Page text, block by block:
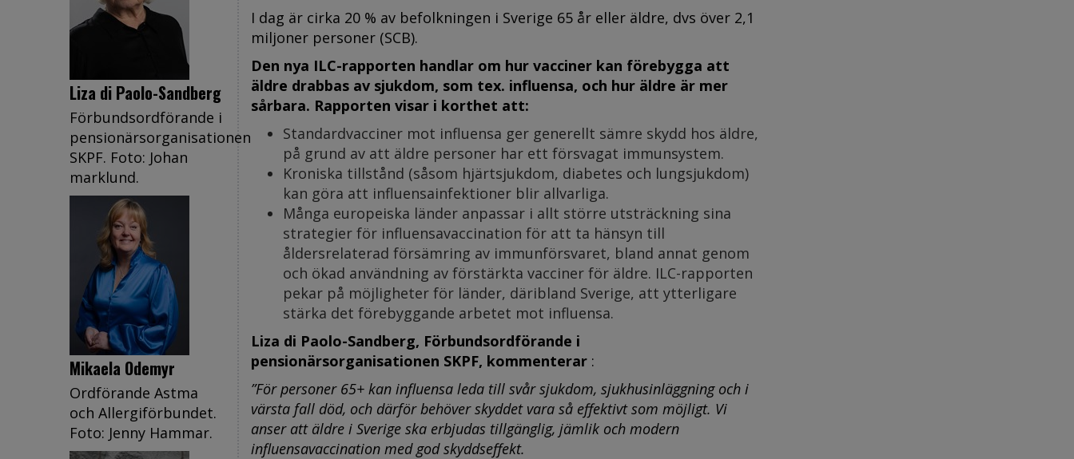
Liza di Paolo-Sandberg
Förbundsordförande i
pensionärsorganisationen
SKPF. Foto: Johan
marklund.
Mikaela Odemyr
Ordförande Astma
och Allergiförbundet.
Foto: Jenny Hammar.
I dag är cirka 20 % av befolkningen i Sverige 65 år eller äldre, dvs över 2,1
miljoner personer (SCB).
Den nya ILC-rapporten handlar om hur vacciner kan förebygga att
äldre drabbas av sjukdom, som tex. influensa, och hur äldre är mer
sårbara. Rapporten visar i korthet att:
Standardvacciner mot influensa ger generellt sämre skydd hos äldre,
på grund av att äldre personer har ett försvagat immunsystem.
Kroniska tillstånd (såsom hjärtsjukdom, diabetes och lungsjukdom)
kan göra att influensainfektioner blir allvarliga.
Många europeiska länder anpassar i allt större utsträckning sina
strategier för influensavaccination för att ta hänsyn till
åldersrelaterad försämring av immunförsvaret, bland annat genom
och ökad användning av förstärkta vacciner för äldre. ILC-rapporten
pekar på möjligheter för länder, däribland Sverige, att ytterligare
stärka det förebyggande arbetet mot influensa.
Liza di Paolo-Sandberg, Förbundsordförande i
pensionärsorganisationen SKPF, kommenterar :
”För personer 65+ kan influensa leda till svår sjukdom, sjukhusinläggning och i
värsta fall död, och därför behöver skyddet vara så effektivt som möjligt. Vi
anser att äldre i Sverige ska erbjudas tillgänglig, jämlik och modern
influensavaccination med god skyddseffekt.